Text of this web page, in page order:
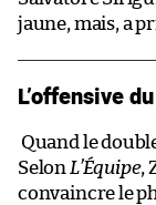
jaune, mais, a
L’offensive
Quand le
Selon L’Équipe,
convaincre le